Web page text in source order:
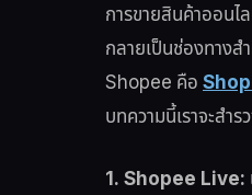
การขายสินค้าออนไ
กลายเป็นช่องทาง
Shopee คือ
บทความนี้เราจะสำ
1. Shopee Live: